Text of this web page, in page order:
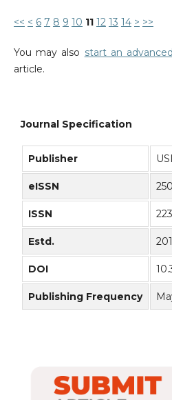
<< < 6 7 8 9 10 11 12 13 14 > >>
You may also start an
article.
Journal Specification
Publisher
eISSN
ISSN
Estd.
DOI
Publishing Frequency